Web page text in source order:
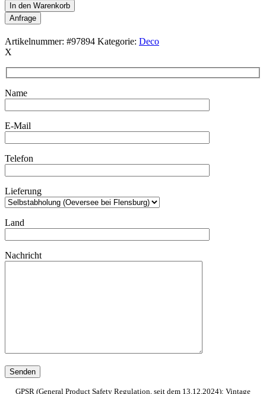
In den Warenkorb
Anfrage
Artikelnummer: #97894 Kategorie: Deco
X
Name
E-Mail
Telefon
Lieferung
Land
Nachricht
GPSR (General Product Safety Regulation, seit dem 13.12.2024): Vintage